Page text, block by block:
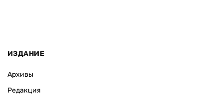
ИЗДАНИЕ
Архивы
Редакция